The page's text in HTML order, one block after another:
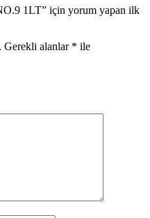
1LT” için yorum yapan ilk
Gerekli alanlar * ile